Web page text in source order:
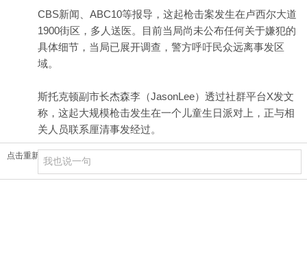
CBS新闻、ABC10等报导，这起枪击案发生在卢西尔大道
1900街区，多人送医。目前当局尚未公布任何关于嫌犯的
具体细节，当局已展开调查，警方呼吁民众远离事发区
域。
斯托克顿副市长杰森李（JasonLee）透过社群平台X发文
称，这起大规模枪击发生在一个儿童生日派对上，正与相
关人员联系厘清事发经过。
点击重新加载